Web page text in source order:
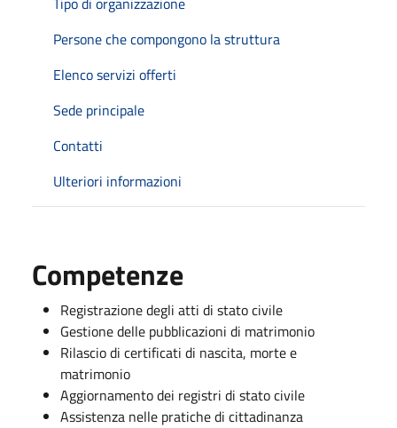
Persone che compongono la struttura
Elenco servizi offerti
Sede principale
Contatti
Ulteriori informazioni
Competenze
Registrazione degli atti di stato civile
Gestione delle pubblicazioni di matrimonio
Rilascio di certificati di nascita, morte e
matrimonio
Aggiornamento dei registri di stato civile
Assistenza nelle pratiche di cittadinanza